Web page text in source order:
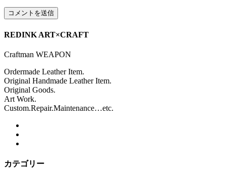
REDINK ART×CRAFT
Craftman WEAPON
Ordermade Leather Item.
Original Handmade Leather Item.
Original Goods.
Art Work.
Custom.Repair.Maintenance…etc.
カテゴリー